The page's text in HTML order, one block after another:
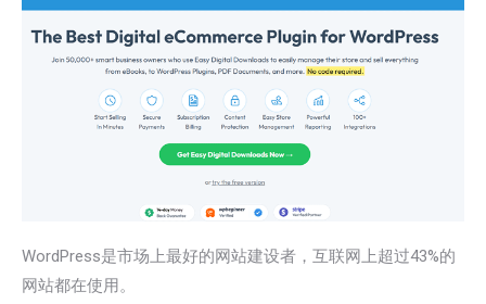
WordPress是市场上最好的网站建设者，互联网上超过43%的
网站都在使用。